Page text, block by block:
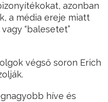
azonban
a média ereje miatt
“balesetet”
végső soron Erich
híve és